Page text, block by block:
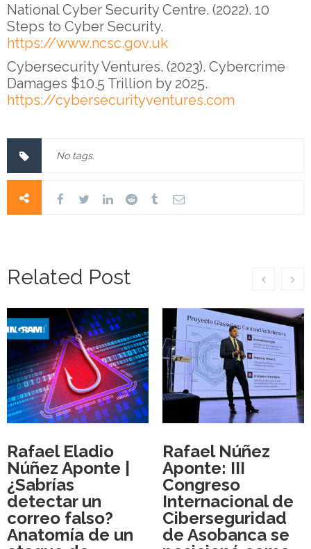
National Cyber Security Centre. (2022). 10
Steps to Cyber Security.
https://www.ncsc.gov.uk
Cybersecurity Ventures. (2023). Cybercrime
Damages $10.5 Trillion by 2025.
https://cybersecurityventures.com
No tags.
Related Post
Rafael Eladio
Núñez Aponte |
¿Sabrías
detectar un
correo falso?
Anatomía de un
Rafael Núñez
Aponte: III
Congreso
Internacional de
Ciberseguridad
de Asobanca se